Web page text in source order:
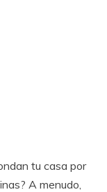
tu casa por
A menudo,